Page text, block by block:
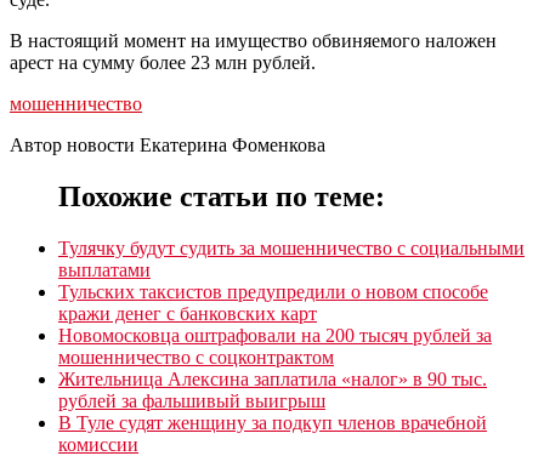
В настоящий момент на имущество обвиняемого наложен
арест на сумму более 23 млн рублей.
мошенничество
Автор новости Екатерина Фоменкова
Похожие статьи по теме:
Тулячку будут судить за мошенничество с социальными
выплатами
Тульских таксистов предупредили о новом способе
кражи денег с банковских карт
Новомосковца оштрафовали на 200 тысяч рублей за
мошенничество с соцконтрактом
Жительница Алексина заплатила «налог» в 90 тыс.
рублей за фальшивый выигрыш
В Туле судят женщину за подкуп членов врачебной
комиссии